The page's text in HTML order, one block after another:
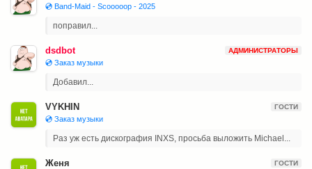
💿 Band-Maid - Scooooop - 2025
поправил...
dsdbot АДМИНИСТРАТОРЫ
💿 Заказ музыки
Добавил...
VYKHIN ГОСТИ
💿 Заказ музыки
Раз уж есть дискография INXS, просьба выложить Michael...
Женя ГОСТИ